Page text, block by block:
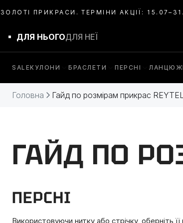
ТЕРМІНИ АКЦІЇ: 15.07–31.08НА
ДЛЯ НЬОГОДЛЯ НЕЇ
SALEКУЛОНИ БРАСЛЕТИ ПЕРСНІ
Головна Гайд по розмірам прикрас
ГАЙД ПО
ПЕРСНІ
Використовуючи нитку або стрічку, оберніть